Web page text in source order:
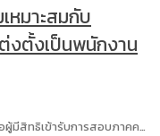
หมาะสมกับ
ตั้งเป็นพนักงาน
มีสิทธิเข้ารับการสอบภาคค…